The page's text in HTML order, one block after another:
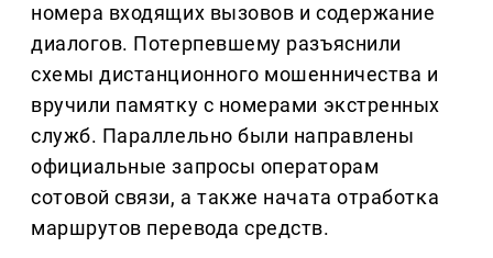
номера входящих вызовов и содержание
диалогов. Потерпевшему разъяснили
схемы дистанционного мошенничества и
вручили памятку с номерами экстренных
служб. Параллельно были направлены
официальные запросы операторам
сотовой связи, а также начата отработка
маршрутов перевода средств.